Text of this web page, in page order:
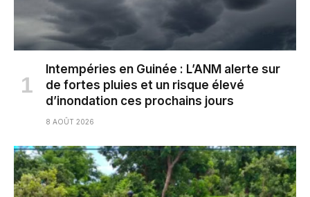
Intempéries en Guinée : L’ANM alerte sur
de fortes pluies et un risque élevé
d’inondation ces prochains jours
8 AOÛT 2026